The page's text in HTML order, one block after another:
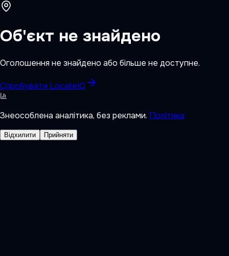
Об'єкт не знайдено
Оголошення не знайдено або більше не доступне.
Спробувати LocateIQ
Знеособлена аналітика, без реклами. Політика
Відхилити Прийняти